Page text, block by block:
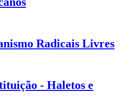
Radicais Livres
- Haletos e